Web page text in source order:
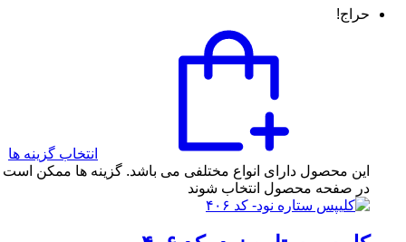
حراج!
انتخاب گزینه ها
این محصول دارای انواع مختلفی می باشد. گزینه ها ممکن است
در صفحه محصول انتخاب شوند